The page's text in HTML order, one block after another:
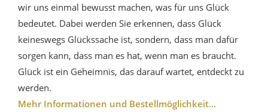
wir uns einmal bewusst machen, was für uns Glück
bedeutet. Dabei werden Sie erkennen, dass Glück
keineswegs Glückssache ist, sondern, dass man dafür
sorgen kann, dass man es hat, wenn man es braucht.
Glück ist ein Geheimnis, das darauf wartet, entdeckt zu
werden.
Mehr Informationen und Bestellmöglichkeit...